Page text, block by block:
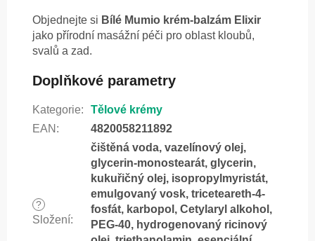
Objednejte si Bílé Mumio krém-balzám Elixir
jako přírodní masážní péči pro oblast kloubů,
svalů a zad.
Doplňkové parametry
Kategorie:
Tělové krémy
EAN : 4820058211892
?
Složení:
čištěná voda, vazelínový olej,
glycerin-monostearát, glycerin,
kukuřičný olej, isopropylmyristát,
emulgovaný vosk, triceteareth-4-
fosfát, karbopol, Cetylaryl alkohol,
PEG-40, hydrogenovaný ricinový